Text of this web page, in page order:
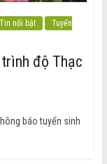
Tin nổi bật
Tuyển
độ Thạc
báo tuyển sinh